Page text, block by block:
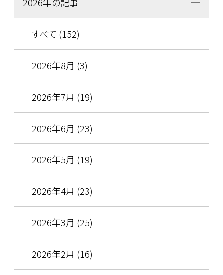
2026年の記事
すべて (152)
2026年8月 (3)
2026年7月 (19)
2026年6月 (23)
2026年5月 (19)
2026年4月 (23)
2026年3月 (25)
2026年2月 (16)